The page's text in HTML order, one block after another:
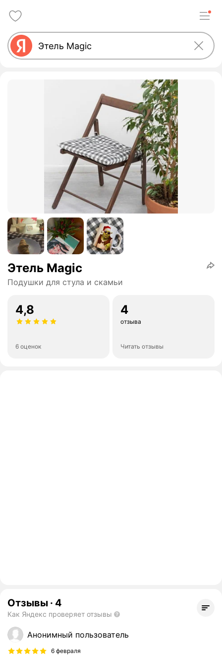
Этель Magic
Подушки для стула и скамьи
4,8
6 оценок
4
отзыва
Читать отзывы
Отзывы · 4
Как Яндекс проверяет отзывы
Анонимный пользователь
6 февраля